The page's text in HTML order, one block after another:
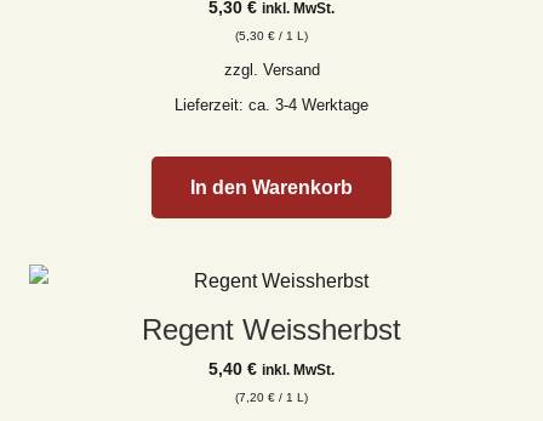
5,30 € inkl. MwSt.
(5,30 € / 1 L)
zzgl. Versand
Lieferzeit: ca. 3-4 Werktage
In den Warenkorb
Regent Weissherbst
5,40 € inkl. MwSt.
(7,20 € / 1 L)